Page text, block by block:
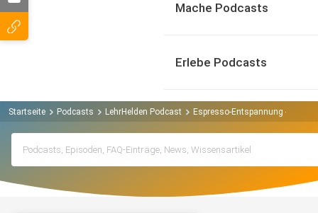
Mache Podcasts
Erlebe Podcasts
Startseite Podcasts LehrHelden Podcast Espresso-Entspannung -